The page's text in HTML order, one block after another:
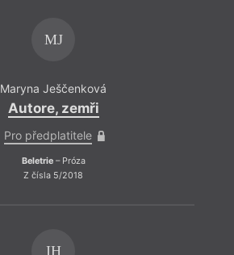
MJ
Maryna Ješčenková
Autore, zemři
Pro předplatitele
Beletrie– Próza
Z čísla 5/2018
IH